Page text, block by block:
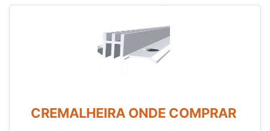
CREMALHEIRA ONDE COMPRAR